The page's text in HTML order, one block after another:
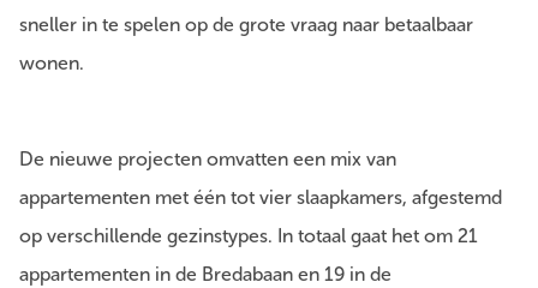
sneller in te spelen op de grote vraag naar betaalbaar
wonen.
De nieuwe projecten omvatten een mix van
appartementen met één tot vier slaapkamers, afgestemd
op verschillende gezinstypes. In totaal gaat het om 21
appartementen in de Bredabaan en 19 in de